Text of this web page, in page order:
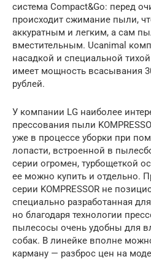
система Compact&Go: перед
происходит сжимание пыли,
аккуратным и легким, а сам
вместительным. Ucanimal
насадкой и специальной
имеет мощность всасывания
рублей.
У компании LG наиболее
прессования пыли
уже в процессе уборки при
лопасти, встроенной в
серии огромен, турбощеткой
ее можно купить и отдельно.
серии KOMPRESSOR не
специально разработанная
но благодаря технологии
пылесосы очень удобны для
собак. В линейке вполне
карману — разброс цен на